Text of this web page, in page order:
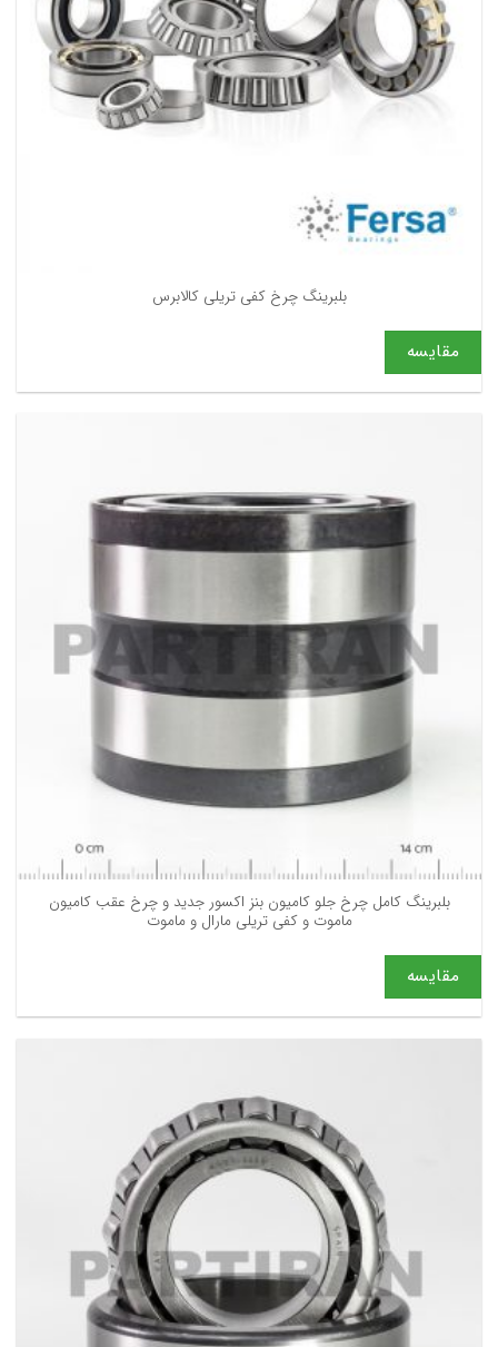
بلبرینگ چرخ کفی تریلی کالابرس
مقایسه
بلبرینگ کامل چرخ جلو کامیون بنز اکسور جدید و چرخ عقب کامیون
ماموت و کفی تریلی مارال و ماموت
مقایسه